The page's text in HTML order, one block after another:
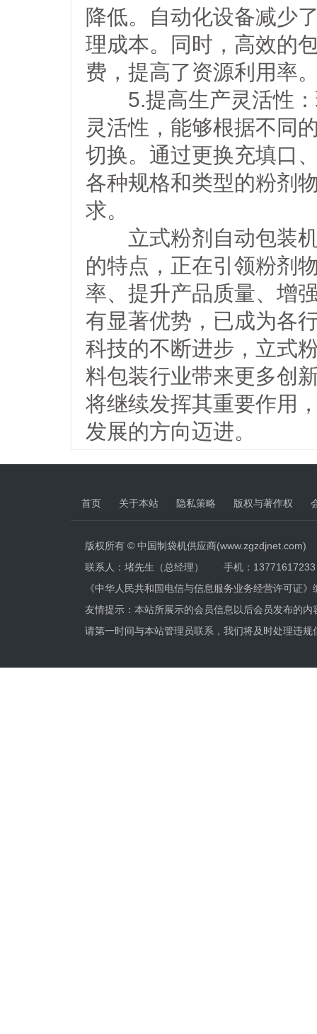
降低。自动化设备减少
理成本。同时，高效的
费，提高了资源利用率
5.提高生产灵活性：
灵活性，能够根据不同
切换。通过更换充填口
各种规格和类型的粉剂
求。
立式粉剂自动包装机
的特点，正在引领粉剂
率、提升产品质量、增
有显著优势，已成为各
科技的不断进步，立式
料包装行业带来更多创
将继续发挥其重要作用
发展的方向迈进。
首页 关于本站 隐私策略 版权与著作权
版权所有 © 中国制袋机供应商(www.zgzdjnet.com)
联系人：堵先生（总经理） 手机：
《中华人民共和国电信与信息服务业务经营许可证》
友情提示：本站所展示的会员信息以后会员发布的
请第一时间与本站管理员联系，我们将及时处理违